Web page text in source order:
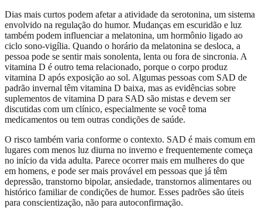
Dias mais curtos podem afetar a atividade da serotonina, um sistema
envolvido na regulação do humor. Mudanças em escuridão e luz
também podem influenciar a melatonina, um hormônio ligado ao
ciclo sono-vigília. Quando o horário da melatonina se desloca, a
pessoa pode se sentir mais sonolenta, lenta ou fora de sincronia. A
vitamina D é outro tema relacionado, porque o corpo produz
vitamina D após exposição ao sol. Algumas pessoas com SAD de
padrão invernal têm vitamina D baixa, mas as evidências sobre
suplementos de vitamina D para SAD são mistas e devem ser
discutidas com um clínico, especialmente se você toma
medicamentos ou tem outras condições de saúde.
O risco também varia conforme o contexto. SAD é mais comum em
lugares com menos luz diurna no inverno e frequentemente começa
no início da vida adulta. Parece ocorrer mais em mulheres do que
em homens, e pode ser mais provável em pessoas que já têm
depressão, transtorno bipolar, ansiedade, transtornos alimentares ou
histórico familiar de condições de humor. Esses padrões são úteis
para conscientização, não para autoconfirmação.